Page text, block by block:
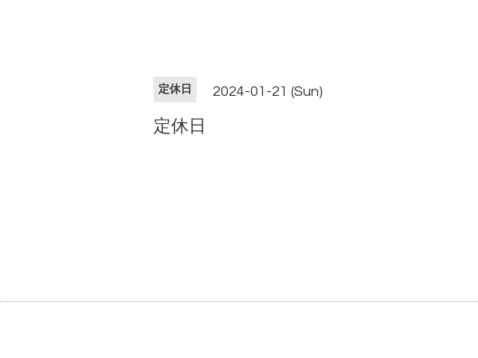
定休日 2024-01-21 (Sun)
定休日